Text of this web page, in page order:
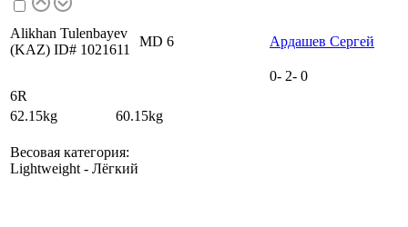
Alikhan Tulenbayev
(KAZ) ID# 1021611
MD 6 Ардашев Сергей
0- 2- 0
6R
62.15kg 60.15kg
Весовая категория:
Lightweight - Лёгкий